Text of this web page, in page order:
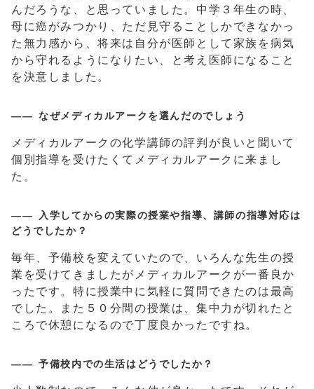
んだろうな、と思っていました。中学３年生の時、
母に癌がみつかり、ただ見守ることしかできなかっ
た無力感から、将来は自分が医師として家族を病気
から守れるようになりたい、と考え医師になること
を決意しました。
なぜメディカルアークを選んだのでしょう
メディカルアークの化学講師の評判が良いと聞いて
個別指導を受けたくてメディカルアークに来まし
た。
入学してからの実際の授業や指導、講師の指導対応は
どうでしたか？
毎年、予備校を変えていたので、いろんな先生の授
業を受けてきましたがメディカルアークが一番良か
ったです。特に授業中に気軽に質問できたのは最高
でした。また５０分間の授業は、集中力が切れたと
ころで休憩になるので丁度良かったですね。
予備校内での生活はどうでしたか？